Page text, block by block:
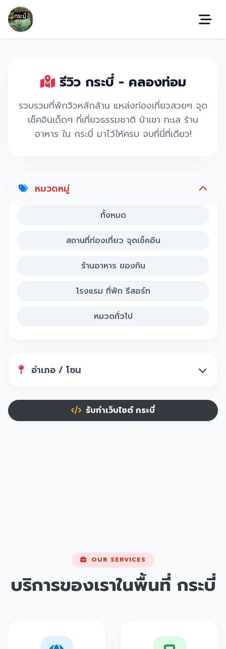
รีวิว กระบี่ - คลองท่อม
รวบรวมที่พักวิวหลักล้าน แหล่งท่องเที่ยวสวยๆ จุด
เช็คอินเด็ดๆ ที่เที่ยวธรรมชาติ ป่าเขา ทะเล ร้าน
อาหาร ใน กระบี่ มาไว้ให้ครบ จบที่นี่ที่เดียว!
หมวดหมู่
ทั้งหมด
สถานที่ท่องเที่ยว จุดเช็คอิน
ร้านอาหาร ของกิน
โรงแรม ที่พัก รีสอร์ท
หมวดทั่วไป
อำเภอ / โซน
รับทำเว็บไซต์ กระบี่
OUR SERVICES
บริการของเราในพื้นที่ กระบี่